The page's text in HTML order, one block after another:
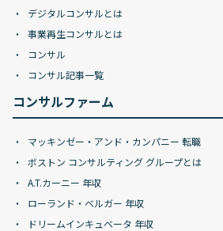
デジタルコンサルとは
事業再生コンサルとは
コンサル
コンサル記事一覧
コンサルファーム
マッキンゼー・アンド・カンパニー 転職
ボストン コンサルティング グループとは
A.T.カーニー 年収
ローランド・ベルガー 年収
ドリームインキュベータ 年収